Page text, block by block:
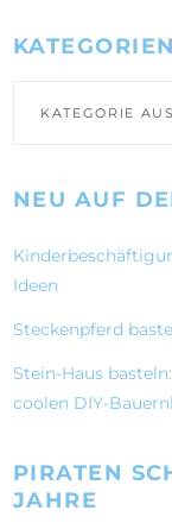
KATEGORIEN
NEU AUF
Ideen
Steckenpferd
Stein-Haus
coolen DIY-
PIRATEN
JAHRE